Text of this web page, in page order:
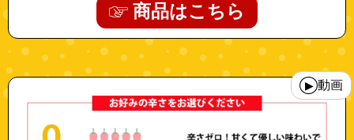
商品はこちら
"10000089"
▶ 動画